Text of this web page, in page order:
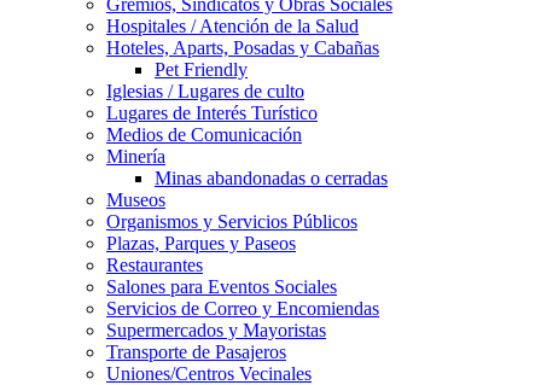
Hospitales / Atención de la Salud
Hoteles, Aparts, Posadas y Cabañas
Pet Friendly
Iglesias / Lugares de culto
Lugares de Interés Turístico
Medios de Comunicación
Minería
Minas abandonadas o cerradas
Museos
Organismos y Servicios Públicos
Plazas, Parques y Paseos
Restaurantes
Salones para Eventos Sociales
Servicios de Correo y Encomiendas
Supermercados y Mayoristas
Transporte de Pasajeros
Uniones/Centros Vecinales